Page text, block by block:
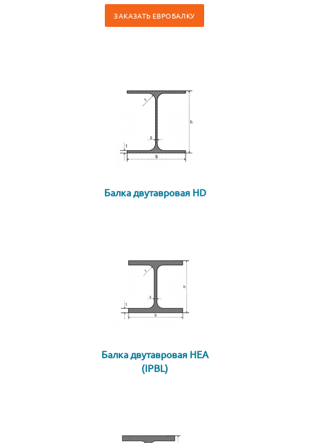
ЗАКАЗАТЬ ЕВРОБАЛКУ
Балка двутавровая HD
Балка двутавровая HEA
(IPBL)